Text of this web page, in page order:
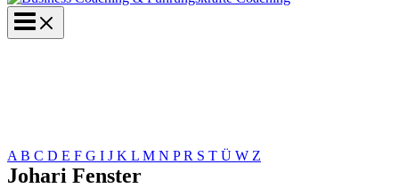
A B C D E F G I J K L M N PR S T Ü W Z
Johari Fenster